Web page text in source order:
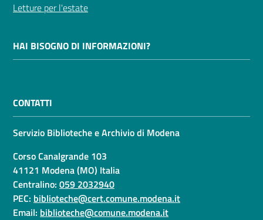
Letture per l'estate
HAI BISOGNO DI INFORMAZIONI?
CONTATTI
Servizio Biblioteche e Archivio di Modena
Corso Canalgrande 103
41121 Modena (MO) Italia
Centralino: 059 2032940
PEC: biblioteche@cert.comune.modena.it
Email: biblioteche@comune.modena.it